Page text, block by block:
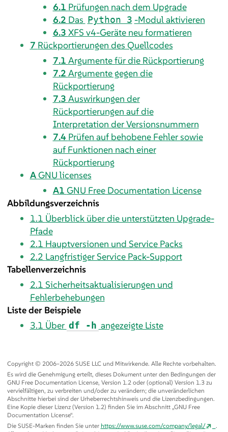
6.1 Prüfungen nach dem Upgrade
6.2 Das Python 3 -Modul aktivieren
6.3 XFS v4-Geräte neu formatieren
7 Rückportierungen des Quellcodes
7.1 Argumente für die Rückportierung
7.2 Argumente gegen die
Rückportierung
7.3 Auswirkungen der
Rückportierungen auf die
Interpretation der Versionsnummern
7.4 Prüfen auf behobene Fehler sowie
auf Funktionen nach einer
Rückportierung
AGNU licenses
A1 GNU Free Documentation License
Abbildungsverzeichnis
1.1 Überblick über die unterstützten Upgrade-
Pfade
2.1 Hauptversionen und Service Packs
2.2 Langfristiger Service Pack-Support
Tabellenverzeichnis
2.1 Sicherheitsaktualisierungen und
Fehlerbehebungen
Liste der Beispiele
3.1 Über df ‑h angezeigte Liste
Copyright © 2006–2026 SUSE LLC und Mitwirkende. Alle Rechte vorbehalten.
Es wird die Genehmigung erteilt, dieses Dokument unter den Bedingungen der
GNU Free Documentation License, Version 1.2 oder (optional) Version 1.3 zu
vervielfältigen, zu verbreiten und/oder zu verändern; die unveränderlichen
Abschnitte hierbei sind der Urheberrechtshinweis und die Lizenzbedingungen.
Eine Kopie dieser Lizenz (Version 1.2) finden Sie im Abschnitt „GNU Free
Documentation License“.
Die SUSE-Marken finden Sie unter https://www.suse.com/company/legal/
.